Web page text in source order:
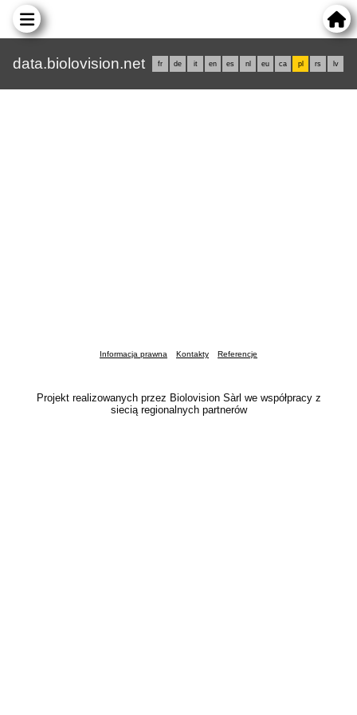
data.biolovision.net fr de it en es nl eu ca pl rs lv
Informacja prawna Kontakty Referencje
Projekt realizowanych przez Biolovision Sàrl we współpracy z
siecią regionalnych partnerów